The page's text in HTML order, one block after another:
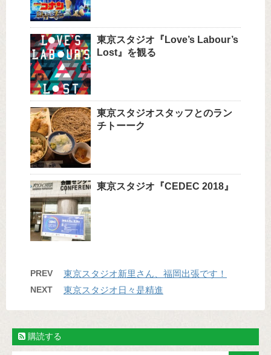
東京スタジオ『Love’s Labour’s
Lost』を観る
東京スタジオスタッフとのラン
チトーーク
東京スタジオ『CEDEC 2018』
PREV 東京スタジオ新里さん、福岡出張です！
NEXT 東京スタジオ日々是精進
購読する